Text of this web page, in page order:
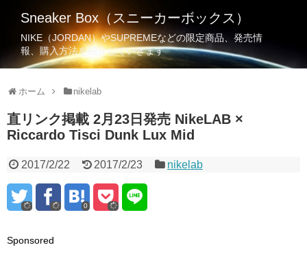
Sneaker Box（スニーカーボックス）
NIKE（JORDAN）やSUPREMEなどの限定商品、発売情
報、購入方法を紹介していきます
ホーム nikelab
直リンク掲載 2月23日発売 NikeLAB ×
Riccardo Tisci Dunk Lux Mid
2017/2/22 2017/2/23 nikelab
0
Sponsored